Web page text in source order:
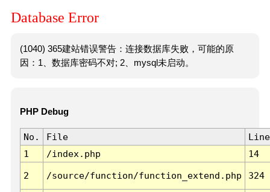
Database Error
(1040) 365建站错误警告：连接数据库失败，可能的原
因：1、数据库密码不对; 2、mysql未启动。
PHP Debug
No. File
Line
1
/index.php 14
2 /source/function/function_extend.php 324